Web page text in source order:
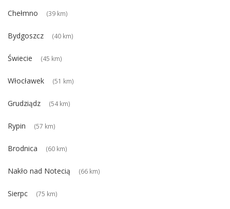
Chełmno (39 km)
Bydgoszcz (40 km)
Świecie (45 km)
Włocławek (51 km)
Grudziądz (54 km)
Rypin (57 km)
Brodnica (60 km)
Nakło nad Notecią (66 km)
Sierpc (75 km)